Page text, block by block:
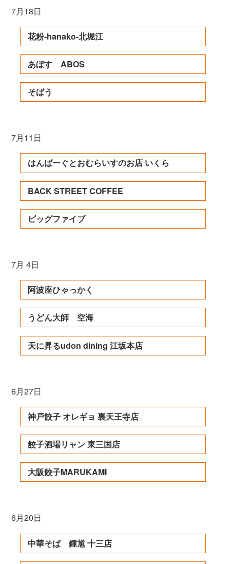
7月18日
花粉-hanako-北堀江
あぼす ABOS
そばう
7月11日
はんばーぐとおむらいすのお店 いくら
BACK STREET COFFEE
ビッグファイブ
7月 4日
阿波座ひゃっかく
うどん大師 空海
天に昇るudon dining 江坂本店
6月27日
神戸餃子 オレギョ 裏天王寺店
餃子酒場リャン 東三国店
大阪餃子MARUKAMI
6月20日
中華そば 鍾馗 十三店